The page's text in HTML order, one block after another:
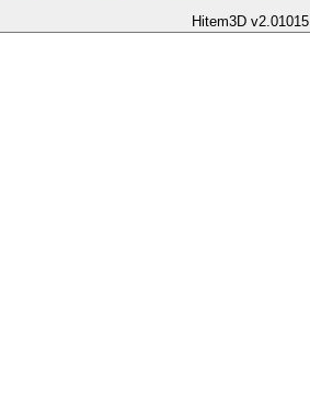
Hitem3D v2.01015